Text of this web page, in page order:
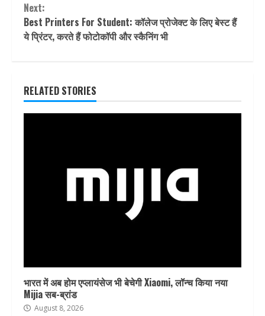
Next:
Best Printers For Student: कॉलेज प्रोजेक्ट के लिए बेस्ट हैं
ये प्रिंटर, करते हैं फोटोकॉपी और स्कैनिंग भी
RELATED STORIES
भारत में अब होम एप्लायंसेज भी बेचेगी Xiaomi, लॉन्च किया नया
Mijia सब-ब्रांड
August 8, 2026